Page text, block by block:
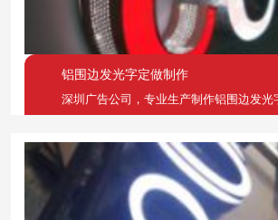
铝围边发光字定做制作